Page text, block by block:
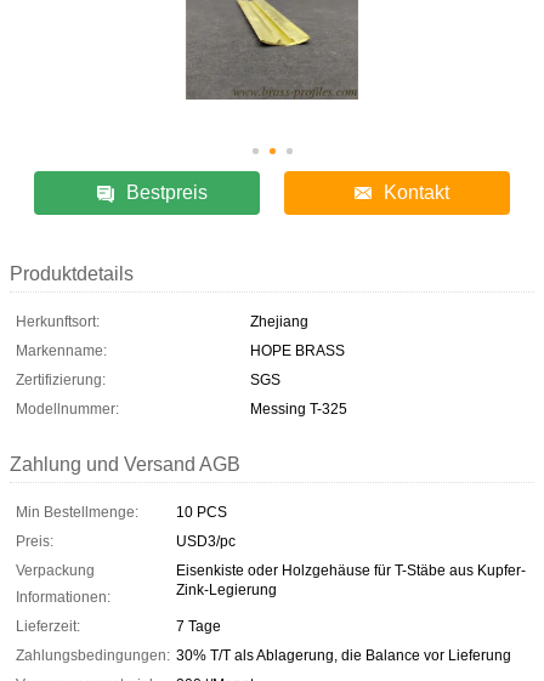
Bestpreis Kontakt
Produktdetails
Herkunftsort:
Zhejiang
Markenname:
HOPE BRASS
Zertifizierung:
SGS
Modellnummer:
Messing T-325
Zahlung und Versand AGB
Min Bestellmenge:
10 PCS
Preis:
USD3/pc
Verpackung
Informationen:
Eisenkiste oder Holzgehäuse für T-Stäbe aus Kupfer-
Zink-Legierung
Lieferzeit:
7 Tage
Zahlungsbedingungen: 30% T/T als Ablagerung, die Balance vor Lieferung